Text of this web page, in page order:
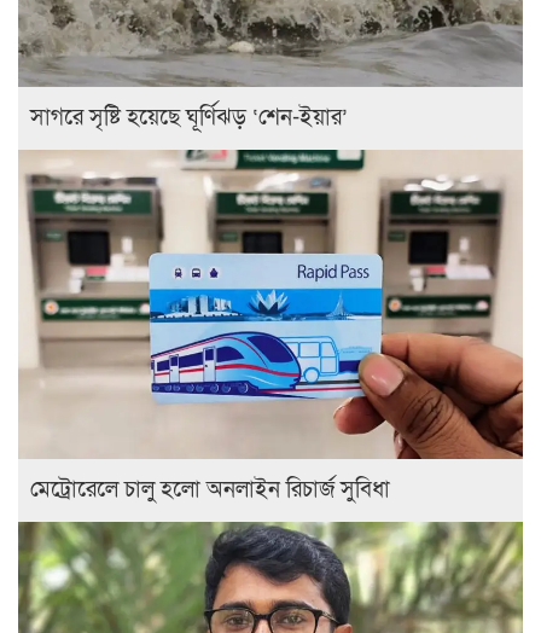
সাগরে সৃষ্টি হয়েছে ঘূর্ণিঝড় ‘শেন-ইয়ার’
মেট্রোরেলে চালু হলো অনলাইন রিচার্জ সুবিধা